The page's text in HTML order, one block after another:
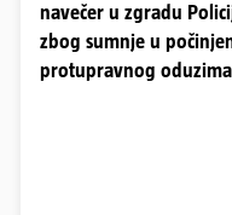
navečer u zgradu
zbog sumnje u
protupravnog